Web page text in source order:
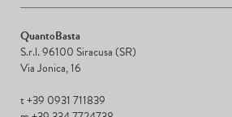
QuantoBasta
S.r.l. 96100 Siracusa (SR)
Via Jonica, 16
t +39 0931 711839